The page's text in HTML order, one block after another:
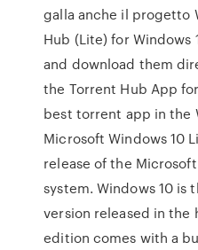
galla anche il progetto
Hub (Lite) for Windows
and download them
the Torrent Hub App
best torrent app in the
Microsoft Windows 10
release of the
system. Windows 10 is
version released in the
edition comes with a